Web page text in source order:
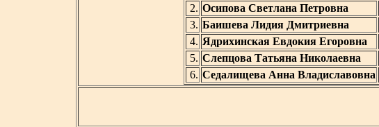
2. Осипова Светлана Петровна
3. Баишева Лидия Дмитриевна
4. Ядрихинская Евдокия Егоровна
5. Слепцова Татьяна Николаевна
6. Седалищева Анна Владиславовна